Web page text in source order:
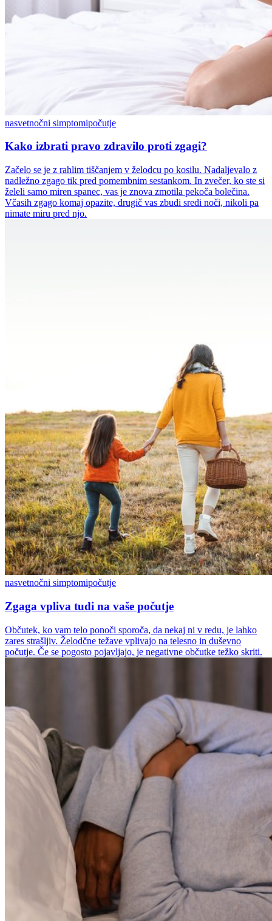
nasvetnočni simptomipočutje
Kako izbrati pravo zdravilo proti zgagi?
Začelo se je z rahlim tiščanjem v želodcu po kosilu. Nadaljevalo z
nadležno zgago tik pred pomembnim sestankom. In zvečer, ko ste si
želeli samo miren spanec, vas je znova zmotila pekoča bolečina.
Včasih zgago komaj opazite, drugič vas zbudi sredi noči, nikoli pa
nimate miru pred njo.
nasvetnočni simptomipočutje
Zgaga vpliva tudi na vaše počutje
Občutek, ko vam telo ponoči sporoča, da nekaj ni v redu, je lahko
zares strašljiv. Želodčne težave vplivajo na telesno in duševno
počutje. Če se pogosto pojavljajo, je negativne občutke težko skriti.